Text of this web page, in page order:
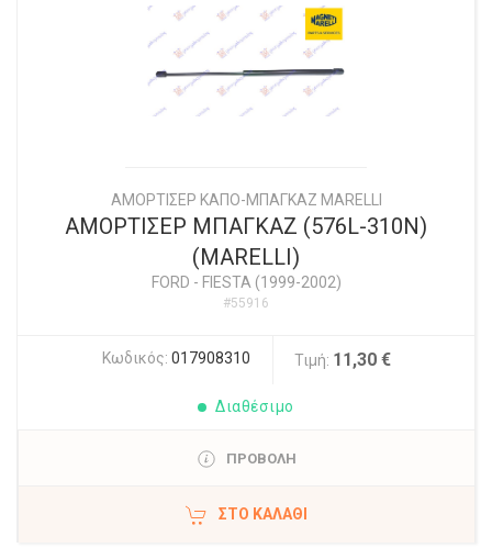
ΑΜΟΡΤΙΣΕΡ ΚΑΠΟ-ΜΠΑΓΚΑΖ MARELLI
ΑΜΟΡΤΙΣΕΡ ΜΠΑΓΚΑΖ (576L-310N)
(MARELLI)
FORD - FIESTA (1999-2002)
#55916
Κωδικός: 017908310 Τιμή: 11,30 €
Διαθέσιμο
ΠΡΟΒΟΛΗ
ΣΤΟ ΚΑΛΆΘΙ